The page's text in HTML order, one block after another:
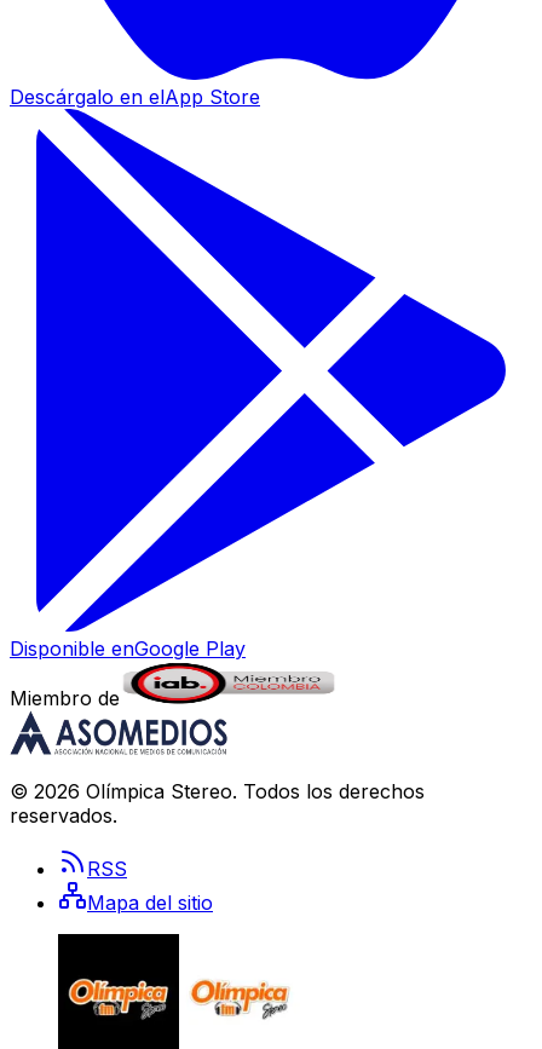
Descárgalo en elApp Store
Disponible enGoogle Play
Miembro de
© 2026 Olímpica Stereo. Todos los derechos
reservados.
RSS
Mapa del sitio